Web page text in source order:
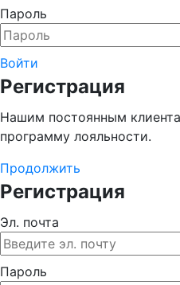
Пароль
Войти
Регистрация
Нашим постоянным
программу лояльности.
Продолжить
Регистрация
Эл. почта
Пароль